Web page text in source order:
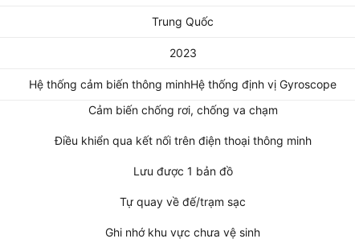
Trung Quốc
2023
Hệ thống cảm biến thông minhHệ thống định vị Gyroscope
Cảm biến chống rơi, chống va chạm
Điều khiển qua kết nối trên điện thoại thông minh
Lưu được 1 bản đồ
Tự quay về đế/trạm sạc
Ghi nhớ khu vực chưa vệ sinh